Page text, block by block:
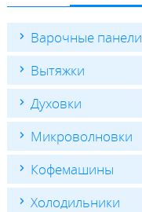
Варочные панели
Вытяжки
Духовки
Микроволновки
Кофемашины
Холодильники